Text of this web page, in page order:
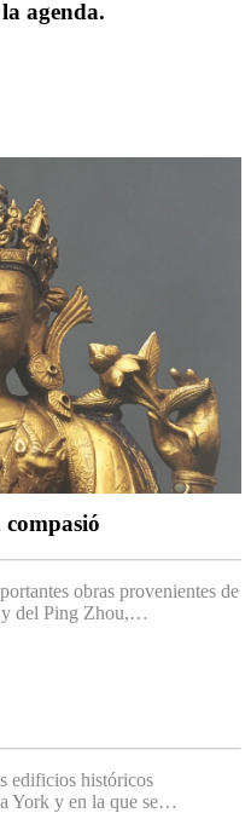
agenda.
obras provenientes de
y del Ping Zhou,…
edificios históricos
York y en la que se…